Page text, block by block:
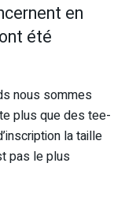
en
été
nous sommes
plus que des tee-
la taille
pas le plus